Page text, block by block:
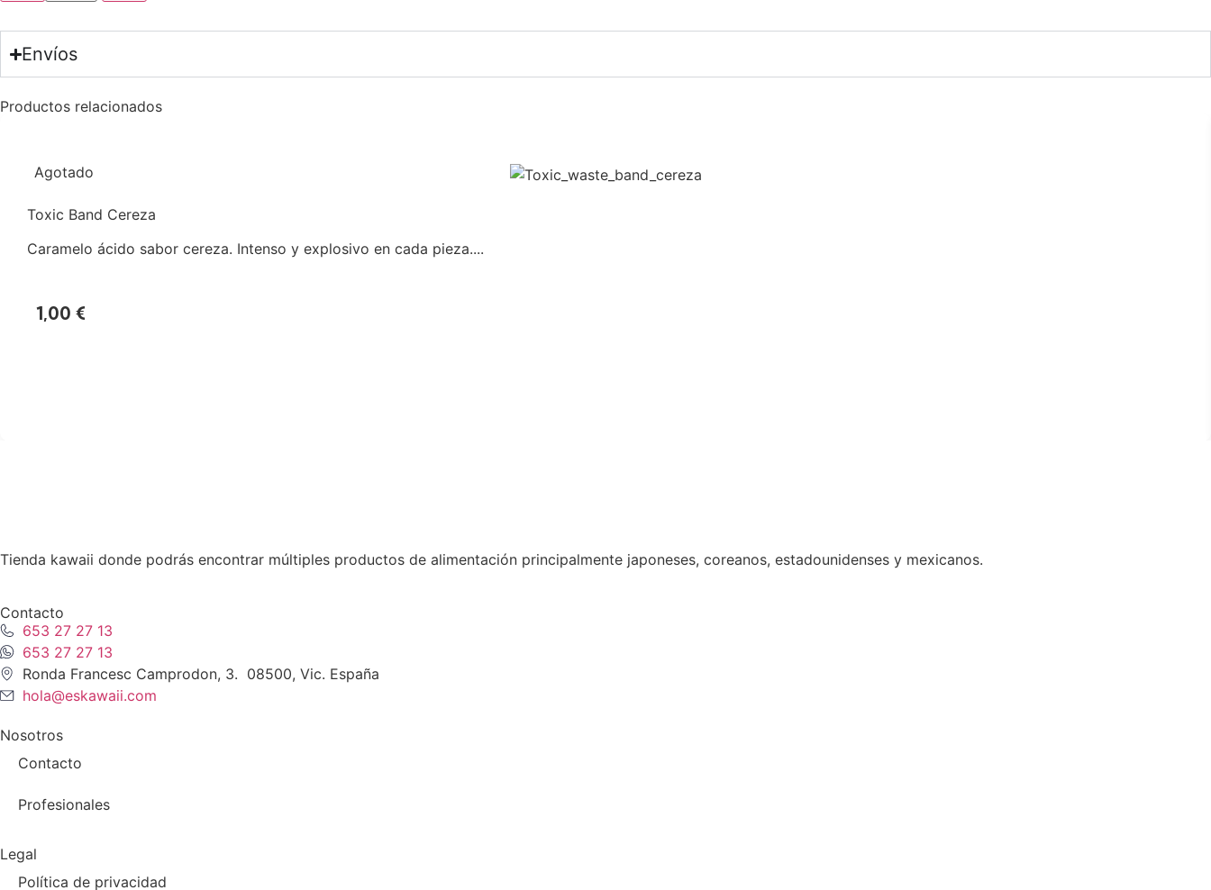
Envíos
Productos relacionados
Agotado
Toxic Band Cereza
Caramelo ácido sabor cereza. Intenso y explosivo en cada pieza....
1,00 €
Tienda kawaii donde podrás encontrar múltiples productos de alimentación principalmente japoneses, coreanos, estadounidenses y mexicanos.
Contacto
653 27 27 13
653 27 27 13
Ronda Francesc Camprodon, 3. 08500, Vic. España
hola@eskawaii.com
Nosotros
Contacto
Profesionales
Legal
Política de privacidad